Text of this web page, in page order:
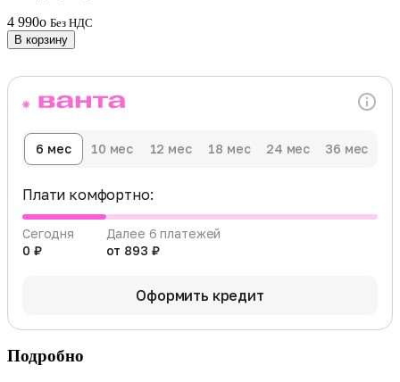
4 990o Без НДС
В корзину
6 мес 10 мес 12 мес 18 мес 24 мес 36 мес
Плати комфортно:
Сегодня
0 ₽
Далее 6 платежей
от 893 ₽
Оформить кредит
Подробно